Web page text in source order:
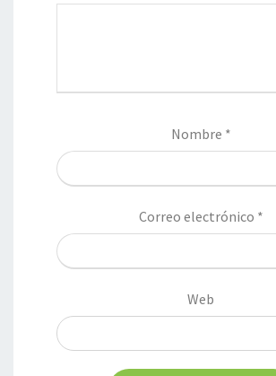
Nombre *
Correo electrónico *
Web